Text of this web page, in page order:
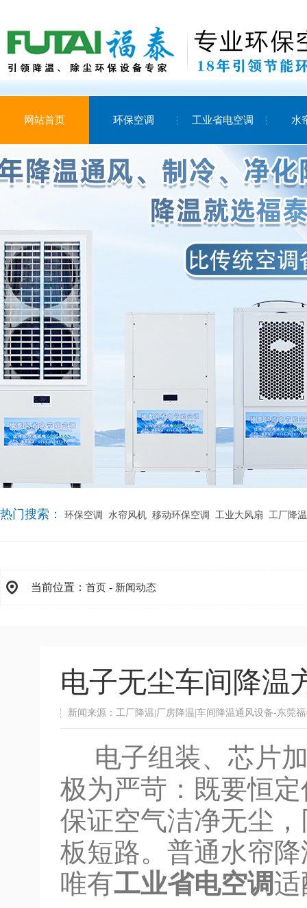
网站首页 环保空调 工业省电空调 水
热门搜索： 环保空调 水帘风机 移动环保空调 工业大风扇 工厂降温
当前位置： 首页 - 新闻动态
电子无尘车间降温
新闻来源：工厂降温|厂房降温|车间降温通风设备-东莞
电子组装、芯片加
极为严苛：既要恒
保证空气洁净无尘
板短路。普通水帘
唯有工业省电空调适